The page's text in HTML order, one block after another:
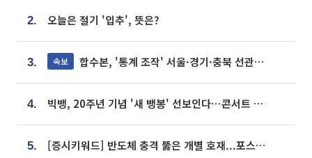
2. 오늘은 절기 '입추', 뜻은?
3. 속보 합수본, '통계 조작' 서울·경기·충북 선관위 등 추가 압수수색
4. 빅뱅, 20주년 기념 '새 뱅봉' 선보인다⋯콘서트 앞두고 팝업 개최
5. [증시키워드] 반도체 충격 뚫은 개별 호재...포스코퓨처엠·에코프로·한화솔루션 '눈길'